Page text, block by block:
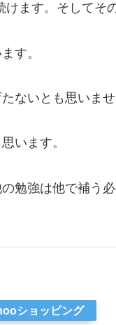
ます。そしてそ
す。
ないとも思いませ
います。
勉強は他で補う
ショッピング